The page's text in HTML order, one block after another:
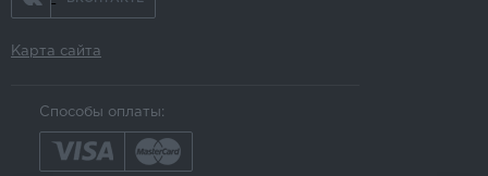
Карта сайта
Способы оплаты: